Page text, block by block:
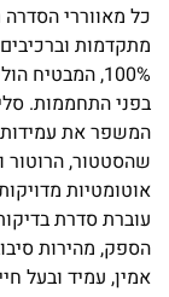
כל מאווררי
מתקדמות
100%,
בפני התחממות.
המשפר את
שהסטטור, הרוטור
אוטומטיות
עוברת סדרת
הספק, מהירות
אמין, עמיד ובעל